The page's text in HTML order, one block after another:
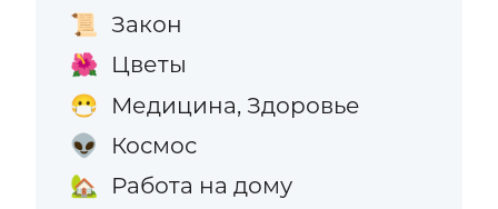
📜 Закон
🌺 Цветы
😷 Медицина, Здоровье
👽 Космос
🏡 Работа на дому